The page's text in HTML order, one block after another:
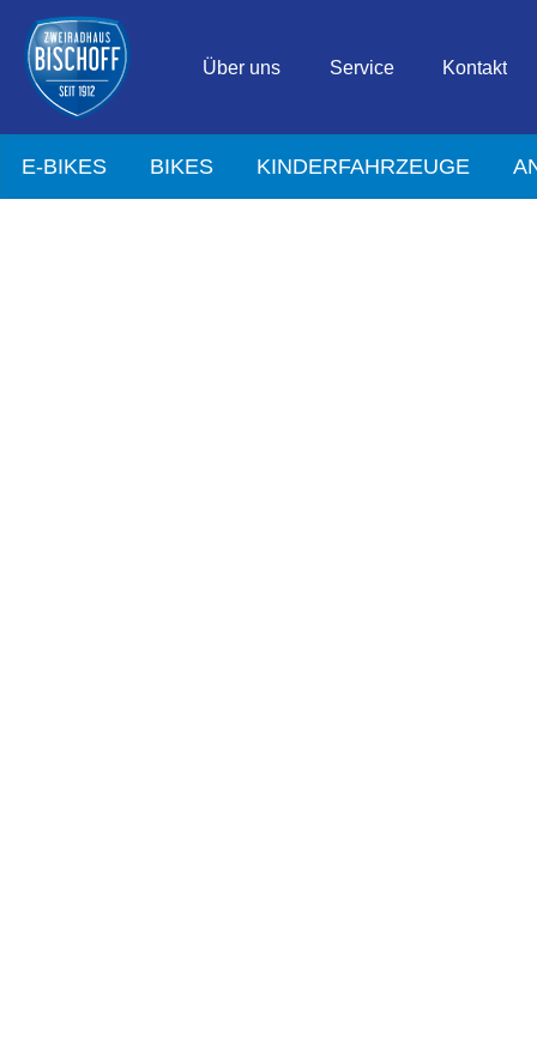
Über uns Service Kontakt
E-BIKES BIKES KINDERFAHRZEUGE